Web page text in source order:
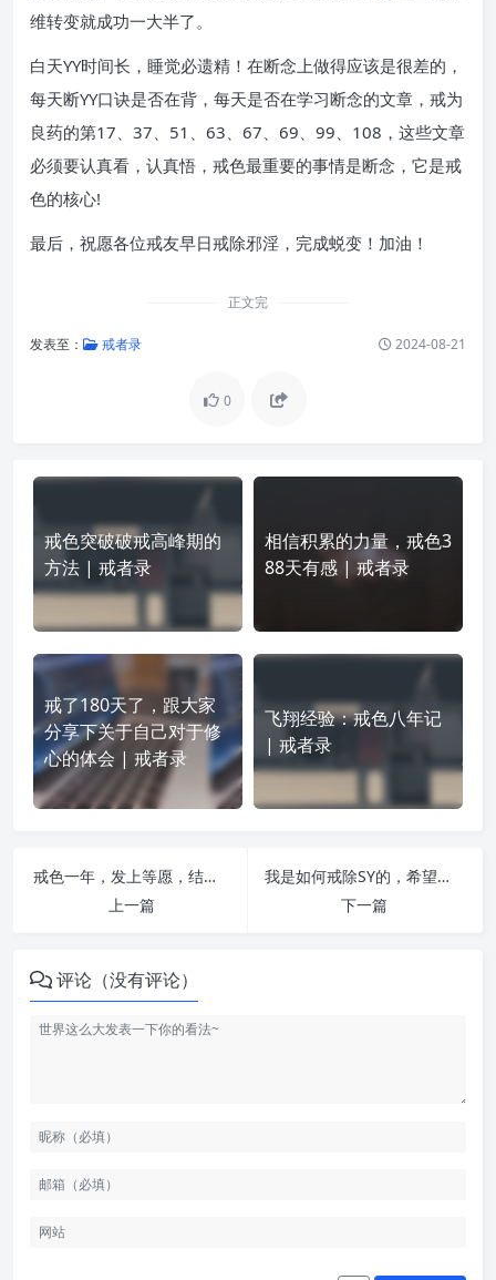
维转变就成功一大半了。
白天YY时间长，睡觉必遗精！在断念上做得应该是很差的，
每天断YY口诀是否在背，每天是否在学习断念的文章，戒为
良药的第17、37、51、63、67、69、99、108，这些文章
必须要认真看，认真悟，戒色最重要的事情是断念，它是戒
色的核心!
最后，祝愿各位戒友早日戒除邪淫，完成蜕变！加油！
正文完
发表至： 戒者录 2024-08-21
0
戒色突破破戒高峰期的
方法 | 戒者录
相信积累的力量，戒色3
88天有感 | 戒者录
戒了180天了，跟大家
分享下关于自己对于修
心的体会 | 戒者录
飞翔经验：戒色八年记
| 戒者录
戒色一年，发上等愿，结中等缘，享下等福 | 戒者录
上一篇
我是如何戒除SY的，希望能帮到大家 | 戒者录
下一篇
评论（没有评论）